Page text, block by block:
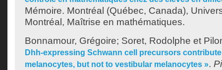
Mémoire. Montréal (Québec, Canada),
Montréal, Maîtrise en mathématiques.
Bonnamour, Grégoire; Soret, Rodolphe et
Dhh‐expressing Schwann cell precursors
melanocytes, but not to vestibular melanocytes ».